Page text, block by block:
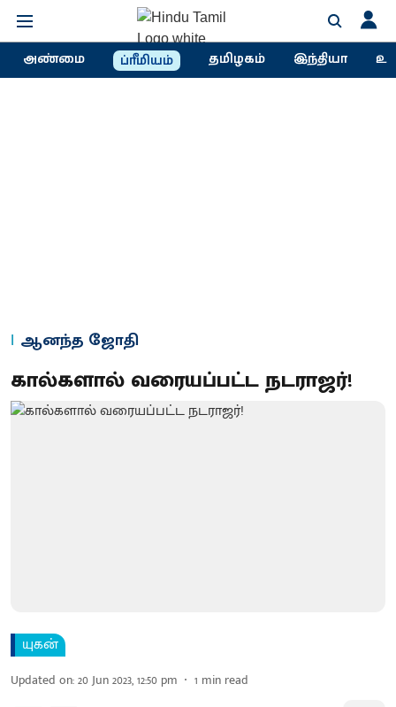
அண்மை ப்ரீமியம் தமிழகம் இந்தியா
ஆனந்த ஜோதி
கால்களால் வரையப்பட்ட நடராஜர்!
யுகன்
Updated on:20 Jun 2023, 12:50 pm 1 min read